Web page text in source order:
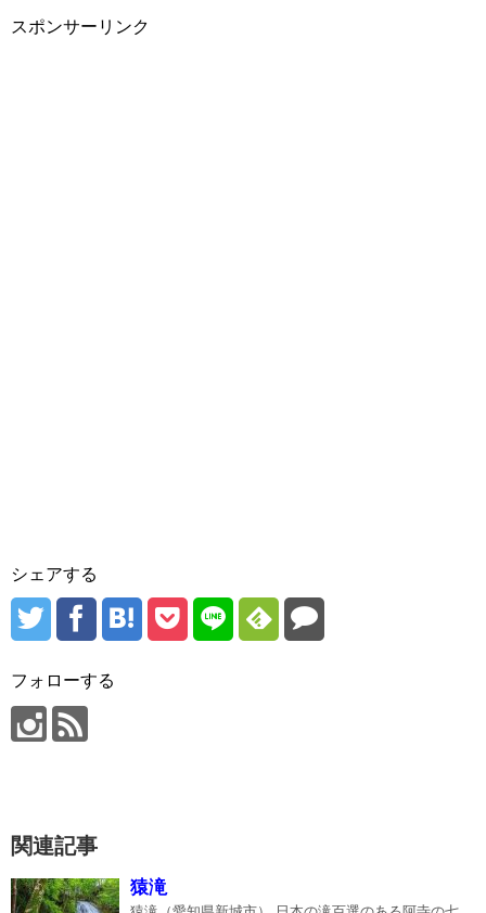
スポンサーリンク
シェアする
フォローする
関連記事
猿滝